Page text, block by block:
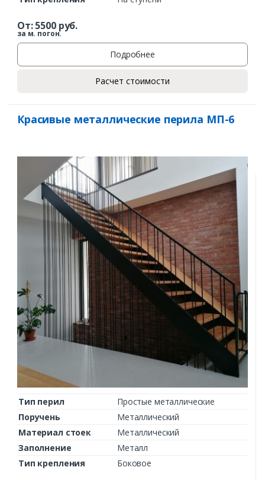
От:5500руб.
за м. погон.
Подробнее
Расчет стоимости
Красивые металлические перила МП-6
Тип перил
Простые металлические
Поручень
Металлический
Материал стоек
Металлический
Заполнение
Металл
Тип крепления
Боковое